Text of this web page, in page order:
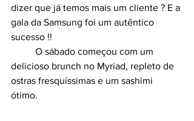
dizer que já temos mais um cliente ? E a
gala da Samsung foi um autêntico
sucesso !!
delicioso brunch no Myriad, repleto de
ostras fresquíssimas e um sashimi
ótimo.